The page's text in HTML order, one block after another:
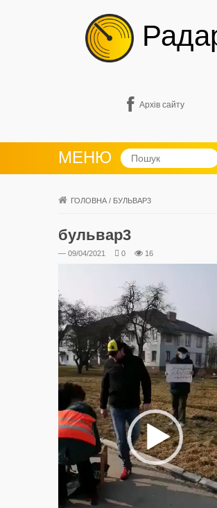
Архів сайту
МЕНЮ
ГОЛОВНА / БУЛЬВАР3
бульвар3
— 09/04/2021 0 16